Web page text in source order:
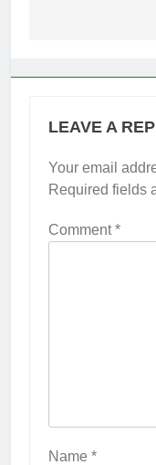
LEAVE A
Your email
Required fields
Comment*
Name *